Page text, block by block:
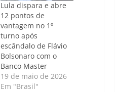
Lula dispara e abre
12 pontos de
vantagem no 1º
turno após
escândalo de Flávio
Bolsonaro com o
Banco Master
19 de maio de 2026
Em "Brasil"